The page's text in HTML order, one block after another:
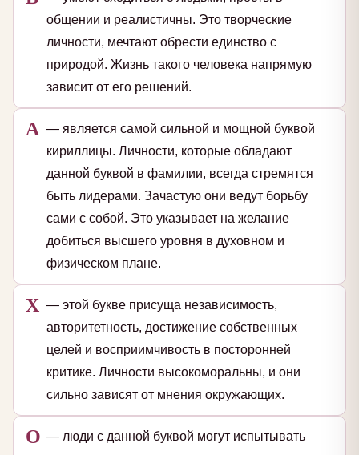
общении и реалистичны. Это творческие
личности, мечтают обрести единство с
природой. Жизнь такого человека напрямую
зависит от его решений.
А — является самой сильной и мощной буквой
кириллицы. Личности, которые обладают
данной буквой в фамилии, всегда стремятся
быть лидерами. Зачастую они ведут борьбу
сами с собой. Это указывает на желание
добиться высшего уровня в духовном и
физическом плане.
Х — этой букве присуща независимость,
авторитетность, достижение собственных
целей и восприимчивость в посторонней
критике. Личности высокоморальны, и они
сильно зависят от мнения окружающих.
О — люди с данной буквой могут испытывать